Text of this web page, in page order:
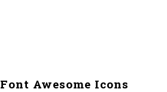
Font Awesome Icons